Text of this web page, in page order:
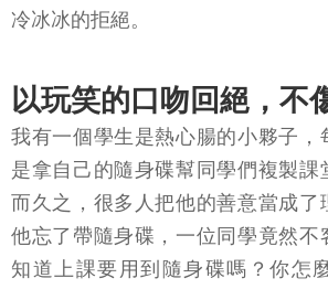
冷冰冰的拒絕。
以玩笑的口吻回絕，不
我有一個學生是熱心腸的小夥子，
是拿自己的隨身碟幫同學們複製課
而久之，很多人把他的善意當成了
他忘了帶隨身碟，一位同學竟然不
知道上課要用到隨身碟嗎？你怎